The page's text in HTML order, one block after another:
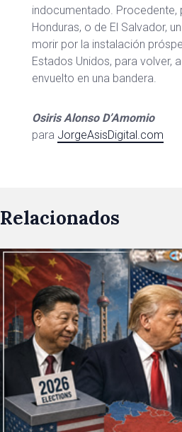
indocumentado. Procedente,
Honduras, o de El Salvador,
morir por la instalación
Estados Unidos, para volver,
envuelto en una bandera.
Osiris Alonso D’Amomio
para JorgeAsisDigital.com
Relacionados